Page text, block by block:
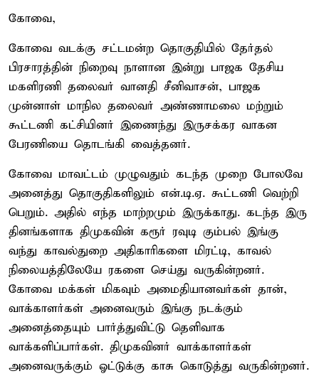
கோவை,
கோவை வடக்கு சட்டமன்ற தொகுதியில் தேர்தல்
பிரசாரத்தின் நிறைவு நாளான இன்று பாஜக தேசிய
மகளிரணி தலைவர் வானதி சீனிவாசன், பாஜக
முன்னாள் மாநில தலைவர் அண்ணாமலை மற்றும்
கூட்டணி கட்சியினர் இணைந்து இருசக்கர வாகன
பேரணியை தொடங்கி வைத்தனர்.
கோவை மாவட்டம் முழுவதும் கடந்த முறை போலவே
அனைத்து தொகுதிகளிலும் என்.டி.ஏ. கூட்டணி வெற்றி
பெறும். அதில் எந்த மாற்றமும் இருக்காது. கடந்த இரு
தினங்களாக திமுகவின் கரூர் ரவுடி கும்பல் இங்கு
வந்து காவல்துறை அதிகாரிகளை மிரட்டி, காவல்
நிலையத்திலேயே ரகளை செய்து வருகின்றனர்.
கோவை மக்கள் மிகவும் அமைதியானவர்கள் தான்,
வாக்காளர்கள் அனைவரும் இங்கு நடக்கும்
அனைத்தையும் பார்த்துவிட்டு தெளிவாக
வாக்களிப்பார்கள். திமுகவினர் வாக்காளர்கள்
அனைவருக்கும் ஓட்டுக்கு காசு கொடுத்து வருகின்றனர்.